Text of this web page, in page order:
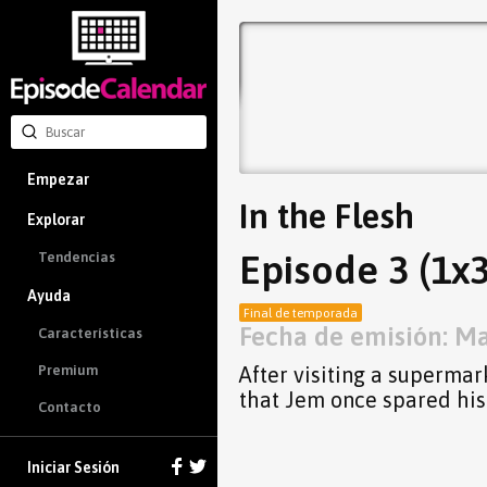
Empezar
Explorar
Tendencias
Ayuda
Características
Premium
Contacto
Iniciar Sesión
In the Flesh
Episode 3
Final de temporada
Fecha de emisión:
After visiting a
that Jem once spared